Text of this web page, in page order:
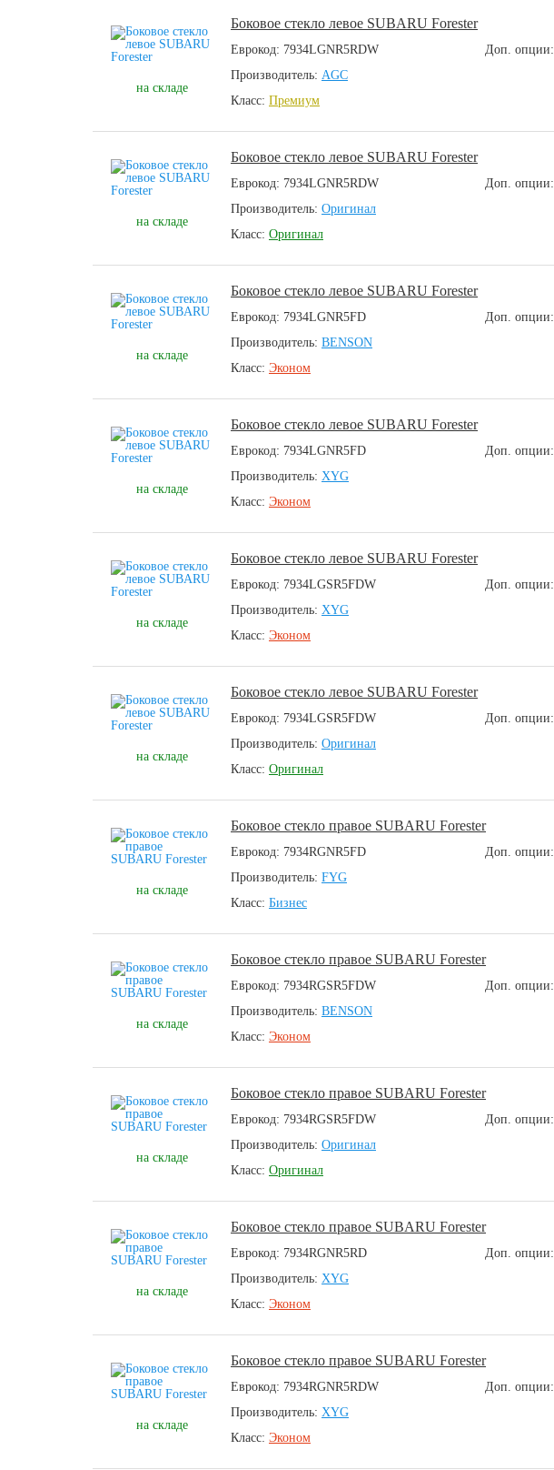
на складе
Боковое стекло левое SUBARU Forester
Еврокод: 7934LGNR5RDW
Производитель: AGC
Класс: Премиум
Доп. опции:
на складе
Боковое стекло левое SUBARU Forester
Еврокод: 7934LGNR5RDW
Производитель: Оригинал
Класс: Оригинал
Доп. опции:
на складе
Боковое стекло левое SUBARU Forester
Еврокод: 7934LGNR5FD
Производитель: BENSON
Класс: Эконом
Доп. опции:
на складе
Боковое стекло левое SUBARU Forester
Еврокод: 7934LGNR5FD
Производитель: XYG
Класс: Эконом
Доп. опции:
на складе
Боковое стекло левое SUBARU Forester
Еврокод: 7934LGSR5FDW
Производитель: XYG
Класс: Эконом
Доп. опции:
на складе
Боковое стекло левое SUBARU Forester
Еврокод: 7934LGSR5FDW
Производитель: Оригинал
Класс: Оригинал
Доп. опции:
на складе
Боковое стекло правое SUBARU Forester
Еврокод: 7934RGNR5FD
Производитель: FYG
Класс: Бизнес
Доп. опции:
на складе
Боковое стекло правое SUBARU Forester
Еврокод: 7934RGSR5FDW
Производитель: BENSON
Класс: Эконом
Доп. опции:
на складе
Боковое стекло правое SUBARU Forester
Еврокод: 7934RGSR5FDW
Производитель: Оригинал
Класс: Оригинал
Доп. опции:
на складе
Боковое стекло правое SUBARU Forester
Еврокод: 7934RGNR5RD
Производитель: XYG
Класс: Эконом
Доп. опции:
на складе
Боковое стекло правое SUBARU Forester
Еврокод: 7934RGNR5RDW
Производитель: XYG
Класс: Эконом
Доп. опции: